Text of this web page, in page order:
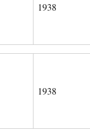
1938
1938